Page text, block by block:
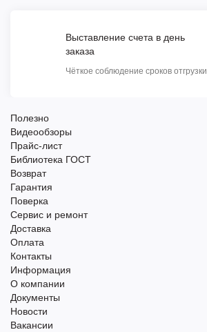
Выставление счета в день
заказа
Чёткое соблюдение сроков отгрузки
Полезно
Видеообзоры
Прайс-лист
Библиотека ГОСТ
Возврат
Гарантия
Поверка
Сервис и ремонт
Доставка
Оплата
Контакты
Информация
О компании
Документы
Новости
Вакансии